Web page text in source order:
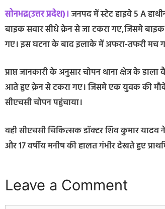
सोनभद्र(उत्तर प्रदेश)।जनपद में स्टेट हाइवे 5 A
बाइक सवार सीधे क्रेन से जा टकरा गए,जिसमे
गए। इस घटना के बाद इलाके में अफरा-तफरी मच
प्राप्त जानकारी के अनुसार चोपन थाना क्षेत्र के
आते हुए क्रेन से टकरा गए। जिसमे एक युवक की मौके
सीएचसी चोपन पहुंचाया।
वही सीएचसी चिकित्सक डॉक्टर शिव कुमार यादव
और 17 वर्षीय मनीष की हालत गंभीर देखते हुए
Leave a Comment